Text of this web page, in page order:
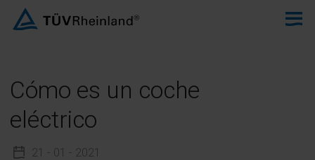
Cómo es un coche
eléctrico
21 - 01 - 2021